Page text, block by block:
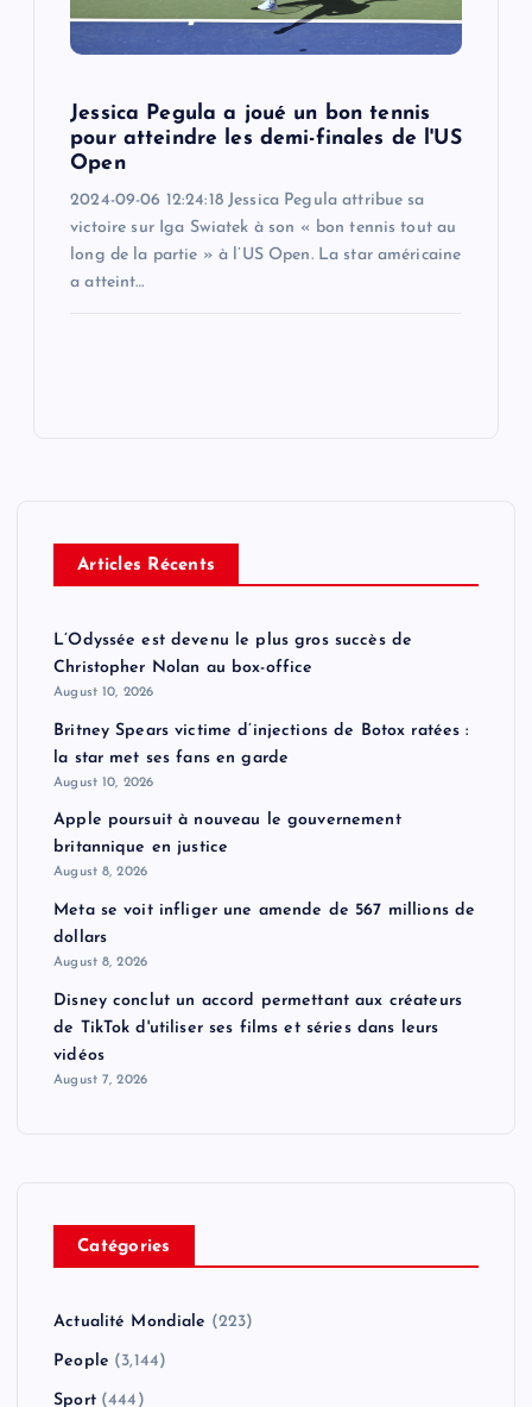
Jessica Pegula a joué un bon tennis
pour atteindre les demi-finales de l'US
Open
2024-09-06 12:24:18 Jessica Pegula attribue sa
victoire sur Iga Swiatek à son « bon tennis tout au
long de la partie » à l’US Open. La star américaine
a atteint…
Articles Récents
L’Odyssée est devenu le plus gros succès de
Christopher Nolan au box-office
August 10, 2026
Britney Spears victime d’injections de Botox ratées :
la star met ses fans en garde
August 10, 2026
Apple poursuit à nouveau le gouvernement
britannique en justice
August 8, 2026
Meta se voit infliger une amende de 567 millions de
dollars
August 8, 2026
Disney conclut un accord permettant aux créateurs
de TikTok d'utiliser ses films et séries dans leurs
vidéos
August 7, 2026
Catégories
Actualité Mondiale (223)
People (3,144)
Sport(444)